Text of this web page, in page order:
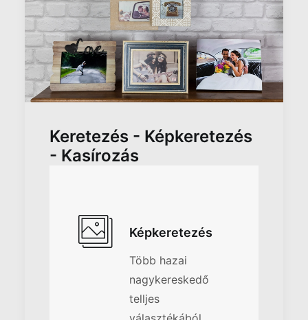
Keretezés - Képkeretezés
- Kasírozás
Képkeretezés
Több hazai
nagykereskedő
telljes